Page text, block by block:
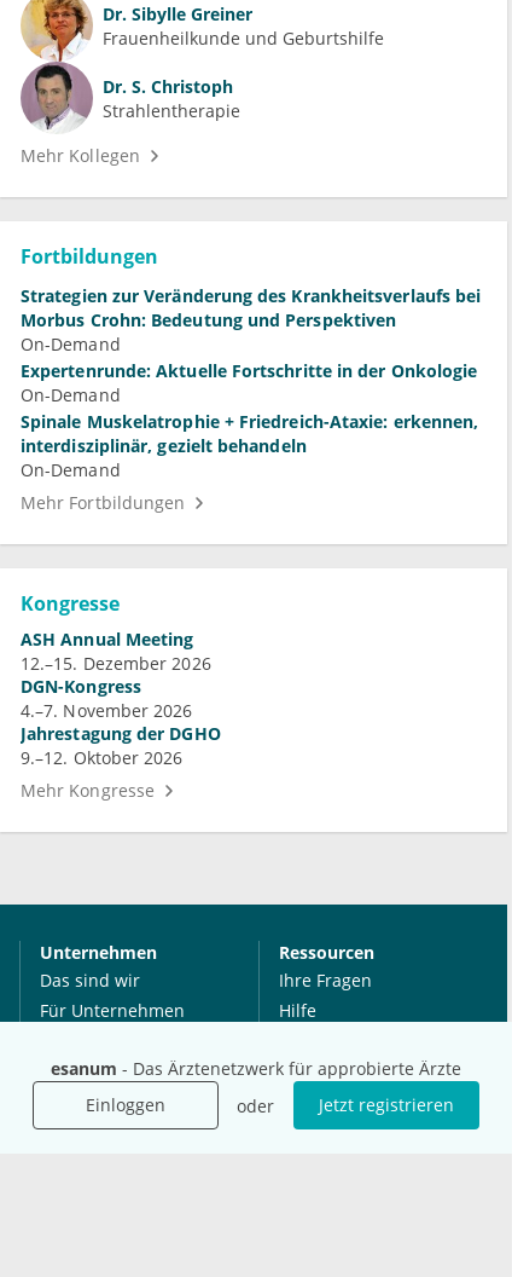
esanum - Das Ärztenetzwerk für approbierte Ärzte
Einloggen
oder Jetzt registrieren
Dr. Sibylle Greiner
Frauenheilkunde und Geburtshilfe
Dr. S. Christoph
Strahlentherapie
Mehr Kollegen
Fortbildungen
Strategien zur Veränderung des Krankheitsverlaufs bei
Morbus Crohn: Bedeutung und Perspektiven
On-Demand
Expertenrunde: Aktuelle Fortschritte in der Onkologie
On-Demand
Spinale Muskelatrophie + Friedreich-Ataxie: erkennen,
interdisziplinär, gezielt behandeln
On-Demand
Mehr Fortbildungen
Kongresse
ASH Annual Meeting
12.–15. Dezember 2026
DGN-Kongress
4.–7. November 2026
Jahrestagung der DGHO
9.–12. Oktober 2026
Mehr Kongresse
Unternehmen
Das sind wir
Für Unternehmen
Mediadaten
Presse
Karriere
Ressourcen
Ihre Fragen
Hilfe